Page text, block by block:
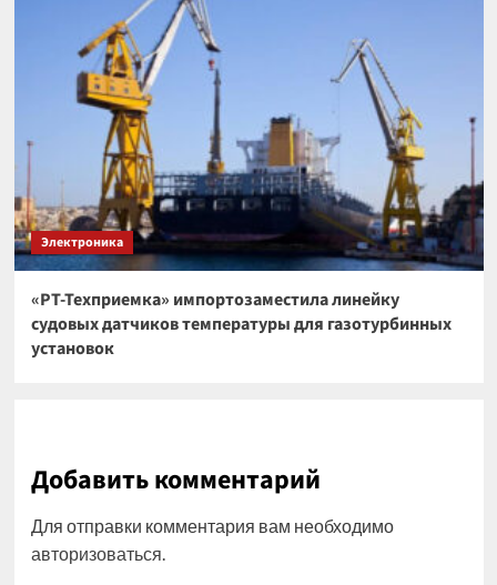
Электроника
«РТ-Техприемка» импортозаместила линейку
судовых датчиков температуры для газотурбинных
установок
Добавить комментарий
Для отправки комментария вам необходимо
авторизоваться.